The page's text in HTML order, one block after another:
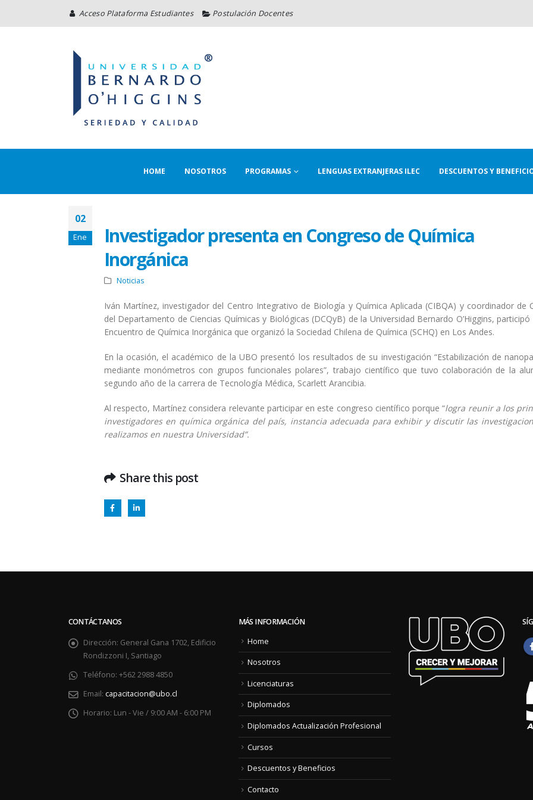
Acceso Plataforma Estudiantes Postulación Docentes
HOME NOSOTROS PROGRAMAS LENGUAS EXTRANJERAS ILEC DESCUENTOS Y
02
Ene
Investigador presenta en Congreso de Química
Inorgánica
Noticias
Iván Martínez, investigador del Centro Integrativo de Biología y Química Aplicada (CIBQA) y coordinador de
del Departamento de Ciencias Químicas y Biológicas (DCQyB) de la Universidad Bernardo O’Higgins, participó
Encuentro de Química Inorgánica que organizó la Sociedad Chilena de Química (SCHQ) en Los Andes.
En la ocasión, el académico de la UBO presentó los resultados de su investigación “Estabilización de
mediante monómetros con grupos funcionales polares”, trabajo científico que tuvo colaboración de la
segundo año de la carrera de Tecnología Médica, Scarlett Arancibia.
Al respecto, Martínez considera relevante participar en este congreso científico porque “logra reunir a los
investigadores en química orgánica del país, instancia adecuada para exhibir y discutir las
realizamos en nuestra Universidad”.
Share this post
2 enero, 2020
Estudiantes de ingeniería
Carrera Auto Solar 2020
29 diciembre, 2019
seminario sobre salud
ambiental para
descubrió
XVI en el Estrecho de
20 diciembre, 2019
UBO llevó agua a vecinos
asolados por la sequía
UBO reconoció
docentes del
CONTÁCTANOS
Dirección: General Gana 1702, Edificio
Rondizzoni I, Santiago
Teléfono: +562 2988 4850
Email: capacitacion@ubo.cl
Horario: Lun - Vie / 9:00 AM - 6:00 PM
MÁS INFORMACIÓN
Home
Nosotros
Licenciaturas
Diplomados
Diplomados Actualización Profesional
Cursos
Descuentos y Beneficios
Contacto